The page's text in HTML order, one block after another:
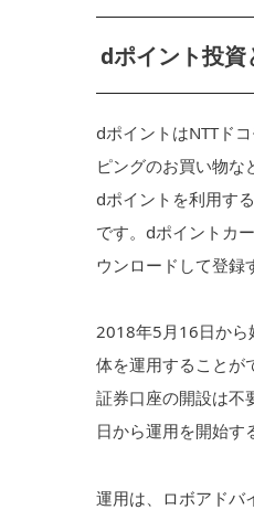
dポイント投資
dポイントはNTTド
ピングのお買い物な
dポイントを利用す
です。dポイントカ
ウンロードして登録
2018年5月16日から
体を運用することが
証券口座の開設は不
日から運用を開始す
運用は、ロボアドバ